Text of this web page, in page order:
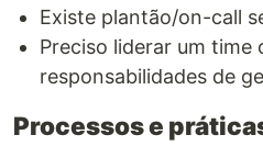
Existe plantão/on-call
Preciso liderar um time
responsabilidades de
Processos e